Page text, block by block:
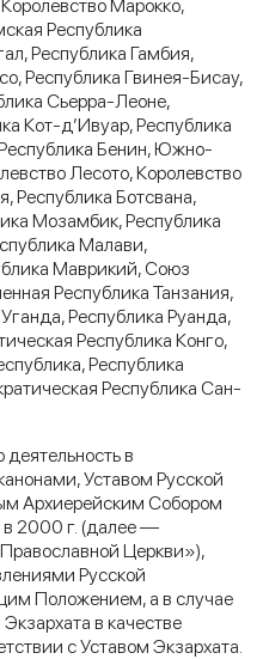
Марокко,
Республика
Республика Гамбия,
Республика Гвинея-Бисау,
Сьерра-Леоне,
Кот-д’Ивуар, Республика
Республика Бенин, Южно-
Лесото, Королевство
Республика Ботсвана,
Мозамбик, Республика
Малави,
Маврикий, Союз
Республика Танзания,
Республика Руанда,
Республика Конго,
Республика
Республика Сан-
в
Уставом Русской
Архиерейским Собором
в 2000 г. (далее —
Церкви»),
Русской
Положением, а в случае
в качестве
с Уставом Экзархата.